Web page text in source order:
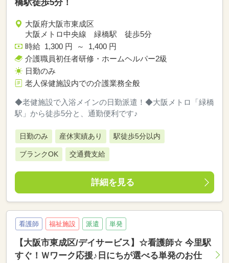
橋駅徒歩5分！
大阪府大阪市東成区
大阪メトロ中央線 緑橋駅 徒歩5分
時給 1,300 円 ～ 1,400 円
介護職員初任者研修・ホームヘルパー2級
日勤のみ
老人保健施設内での介護業務全般
◆老健施設で入浴メインの日勤派遣！◆大阪メトロ「緑橋
駅」から徒歩5分と、通勤便利です♪
日勤のみ 産休実績あり 駅徒歩5分以内
ブランクOK 交通費支給
詳細を見る
看護師 福祉施設 派遣 単発
【大阪市東成区/デイサービス】☆看護師☆ 今里駅
すぐ！Ｗワーク応援♪日にちが選べる単発のお仕